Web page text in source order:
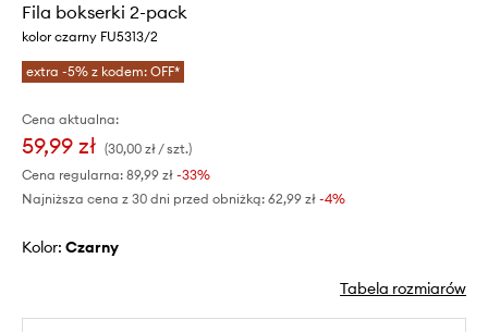
Fila bokserki 2-pack
kolor czarny FU5313/2
extra -5% z kodem: OFF*
Cena aktualna:
59,99 zł (30,00 zł / szt.)
Cena regularna: 89,99 zł -33%
Najniższa cena z 30 dni przed obniżką: 62,99 zł -4%
Kolor: czarny
Tabela rozmiarów